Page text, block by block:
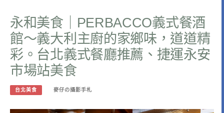
永和美食｜PERBACCO義式餐酒
館～義大利主廚的家鄉味，道道精
彩。台北義式餐廳推薦、捷運永安
市場站美食
台北美食 麥仔の攝影手札